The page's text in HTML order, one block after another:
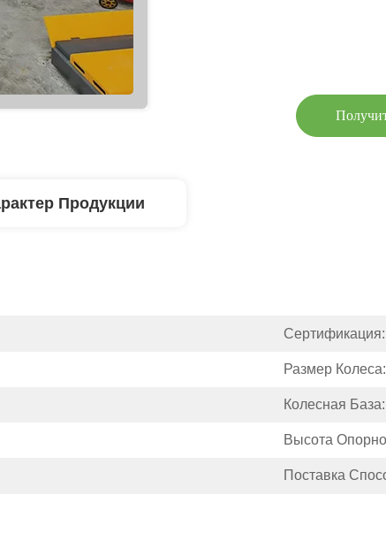
Продукции
Сертификация:
Размер Колеса:
Колесная База:
Высота
Поставка